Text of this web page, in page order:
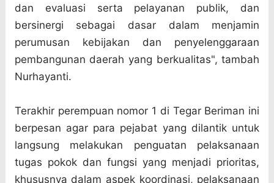
dan evaluasi serta pelayanan publik, dan
bersinergi sebagai dasar dalam menjamin
perumusan kebijakan dan penyelenggaraan
pembangunan daerah yang berkualitas", tambah
Nurhayanti.
Terakhir perempuan nomor 1 di Tegar Beriman ini
berpesan agar para pejabat yang dilantik untuk
langsung melakukan penguatan pelaksanaan
tugas pokok dan fungsi yang menjadi prioritas,
khususnya dalam aspek koordinasi, pelaksanaan